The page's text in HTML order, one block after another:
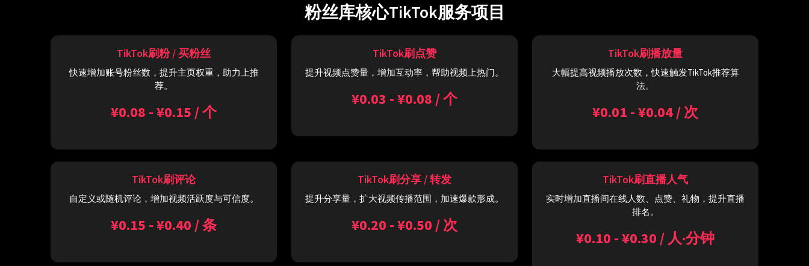
粉丝库核心TikTok服务项目
TikTok刷粉 / 买粉丝
快速增加账号粉丝数，提升主页权重，助力上推
荐。
¥0.08 - ¥0.15 / 个
TikTok刷点赞
提升视频点赞量，增加互动率，帮助视频上热门。
¥0.03 - ¥0.08 / 个
TikTok刷播放量
大幅提高视频播放次数，快速触发TikTok推荐算
法。
¥0.01 - ¥0.04 / 次
TikTok刷评论
自定义或随机评论，增加视频活跃度与可信度。
¥0.15 - ¥0.40 / 条
TikTok刷分享 / 转发
提升分享量，扩大视频传播范围，加速爆款形成。
¥0.20 - ¥0.50 / 次
TikTok刷直播人气
实时增加直播间在线人数、点赞、礼物，提升直播
排名。
¥0.10 - ¥0.30 / 人·分钟